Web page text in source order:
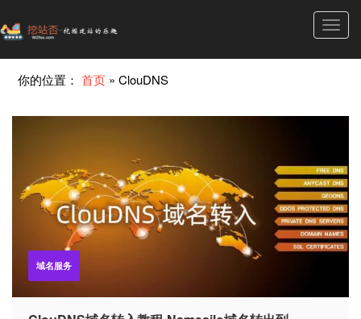
你的位置：首页 »ClouDNS
域名服务